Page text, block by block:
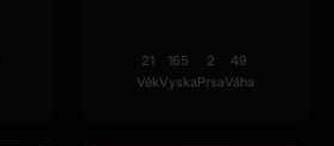
21
Věk
165
Vyska
2
Prsa
49
Váha